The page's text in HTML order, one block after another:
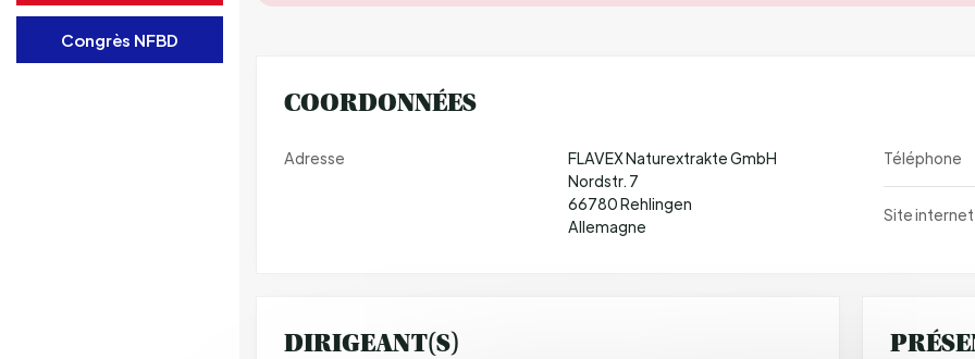
Congrès NFBD
COORDONNÉES
Adresse
FLAVEX Naturextrakte GmbH
Nordstr. 7
66780 Rehlingen
Allemagne
Téléphone
Site internet
DIRIGEANT(S)